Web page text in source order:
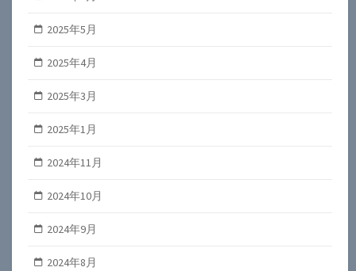
2025年5月
2025年4月
2025年3月
2025年1月
2024年11月
2024年10月
2024年9月
2024年8月